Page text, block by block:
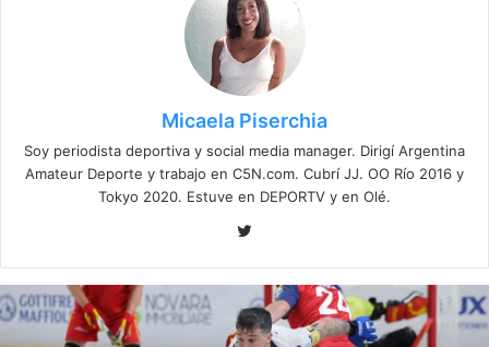
Micaela Piserchia
Soy periodista deportiva y social media manager. Dirigí Argentina
Amateur Deporte y trabajo en C5N.com. Cubrí JJ. OO Río 2016 y
Tokyo 2020. Estuve en DEPORTV y en Olé.
Twitter